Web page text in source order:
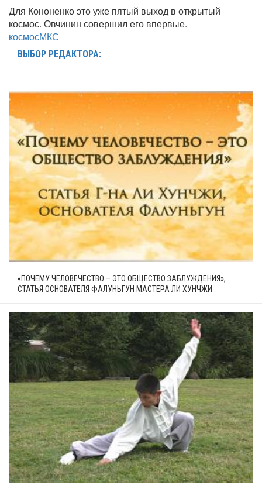
Для Кононенко это уже пятый выход в открытый
космос. Овчинин совершил его впервые.
космосМКС
ВЫБОР РЕДАКТОРА:
«ПОЧЕМУ ЧЕЛОВЕЧЕСТВО – ЭТО ОБЩЕСТВО ЗАБЛУЖДЕНИЯ»,
СТАТЬЯ ОСНОВАТЕЛЯ ФАЛУНЬГУН МАСТЕРА ЛИ ХУНЧЖИ